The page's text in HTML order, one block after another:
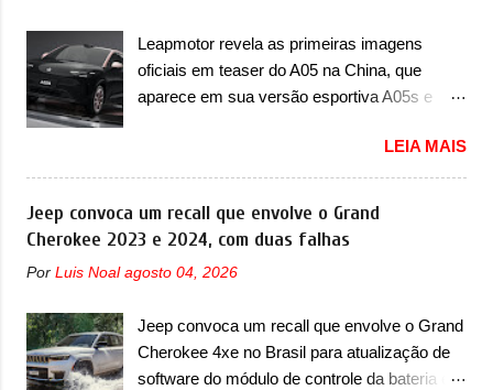
Leapmotor revela as primeiras imagens
oficiais em teaser do A05 na China, que
aparece em sua versão esportiva A05s e
A Leapmotor vem apresentando uma rápida
expansão na China em termos de portfólio.
Apoiada pela Stellantis, a marca confirmou a
estreia de um novo modelo compacto à sua
marca revelou as primeiras imagens teaser
versão mais esportiva, o A05s. Previsto para
ser lançado ainda neste ano na China, o
LEIA MAIS
Jeep convoca um recall que envolve o Grand
Cherokee 2023 e 2024, com duas falhas
Por Luis Noal agosto 04, 2026
Jeep convoca um recall que envolve o Grand
Cherokee 4xe no Brasil para atualização de
software do módulo de controle da bateria e